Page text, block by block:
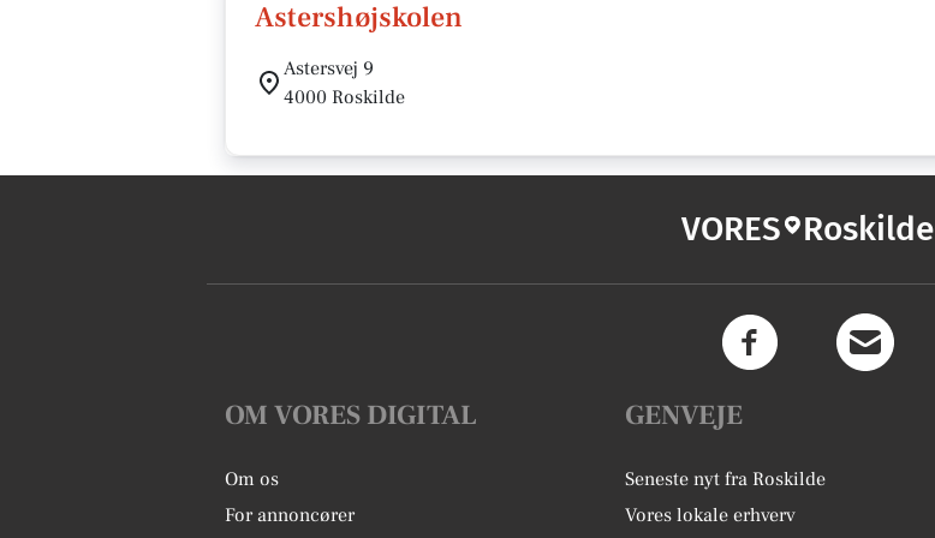
Astershøjskolen
Astersvej 9
4000 Roskilde
VORES Roskilde
OM VORES DIGITAL
Om os
For annoncører
GENVEJE
Seneste nyt fra Roskilde
Vores lokale erhverv